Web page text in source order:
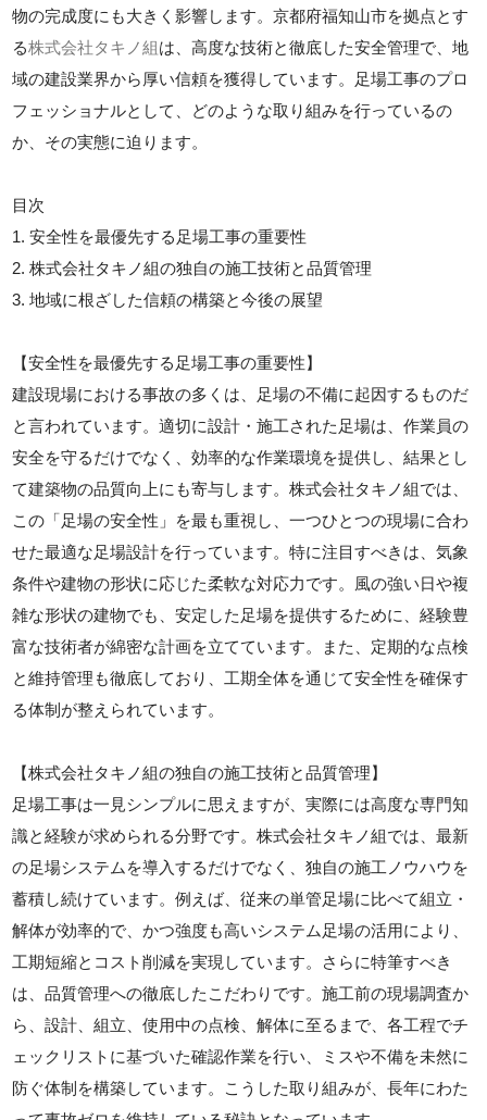
物の完成度にも大きく影響します。京都府福知山市を拠点とす
る株式会社タキノ組は、高度な技術と徹底した安全管理で、地
域の建設業界から厚い信頼を獲得しています。足場工事のプロ
フェッショナルとして、どのような取り組みを行っているの
か、その実態に迫ります。
目次
1. 安全性を最優先する足場工事の重要性
2. 株式会社タキノ組の独自の施工技術と品質管理
3. 地域に根ざした信頼の構築と今後の展望
【安全性を最優先する足場工事の重要性】
建設現場における事故の多くは、足場の不備に起因するものだ
と言われています。適切に設計・施工された足場は、作業員の
安全を守るだけでなく、効率的な作業環境を提供し、結果とし
て建築物の品質向上にも寄与します。株式会社タキノ組では、
この「足場の安全性」を最も重視し、一つひとつの現場に合わ
せた最適な足場設計を行っています。特に注目すべきは、気象
条件や建物の形状に応じた柔軟な対応力です。風の強い日や複
雑な形状の建物でも、安定した足場を提供するために、経験豊
富な技術者が綿密な計画を立てています。また、定期的な点検
と維持管理も徹底しており、工期全体を通じて安全性を確保す
る体制が整えられています。
【株式会社タキノ組の独自の施工技術と品質管理】
足場工事は一見シンプルに思えますが、実際には高度な専門知
識と経験が求められる分野です。株式会社タキノ組では、最新
の足場システムを導入するだけでなく、独自の施工ノウハウを
蓄積し続けています。例えば、従来の単管足場に比べて組立・
解体が効率的で、かつ強度も高いシステム足場の活用により、
工期短縮とコスト削減を実現しています。さらに特筆すべき
は、品質管理への徹底したこだわりです。施工前の現場調査か
ら、設計、組立、使用中の点検、解体に至るまで、各工程でチ
ェックリストに基づいた確認作業を行い、ミスや不備を未然に
防ぐ体制を構築しています。こうした取り組みが、長年にわた